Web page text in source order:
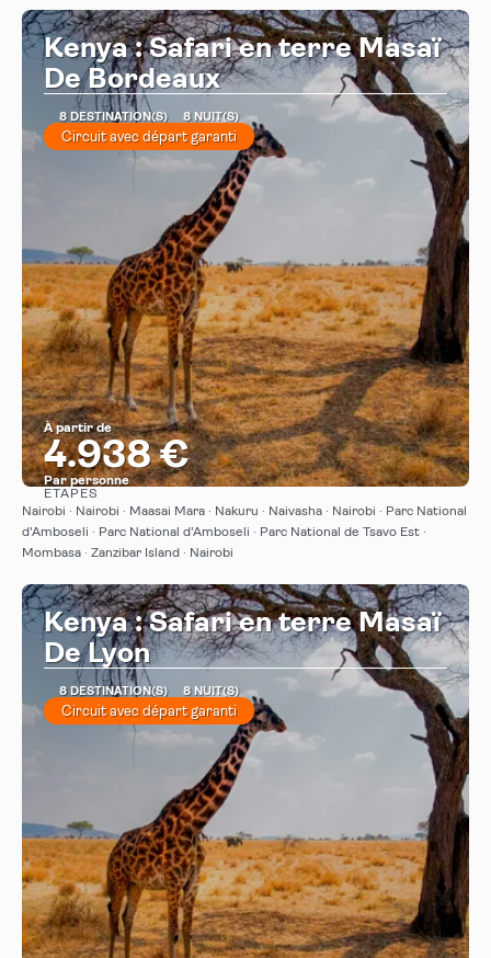
Kenya : Safari en terre Masaï
De Bordeaux
8 DESTINATION(S) 8 NUIT(S)
Circuit avec départ garanti
À partir de
4.938 €
Par personne
Afficher
ÉTAPES
Nairobi · Nairobi · Maasai Mara · Nakuru · Naivasha · Nairobi · Parc National
d'Amboseli · Parc National d'Amboseli · Parc National de Tsavo Est ·
Mombasa · Zanzibar Island · Nairobi
Kenya : Safari en terre Masaï
De Lyon
8 DESTINATION(S) 8 NUIT(S)
Circuit avec départ garanti